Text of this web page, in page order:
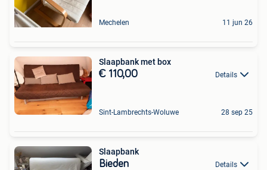
Mechelen 11 jun 26
Slaapbank met box
€ 110,00 Details
Sint-Lambrechts-Woluwe 28 sep 25
Slaapbank
Bieden Details